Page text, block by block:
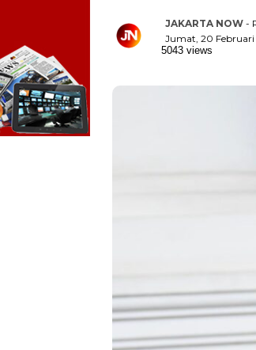
JAKARTA NOW -
Jumat, 20 Februari
5043 views